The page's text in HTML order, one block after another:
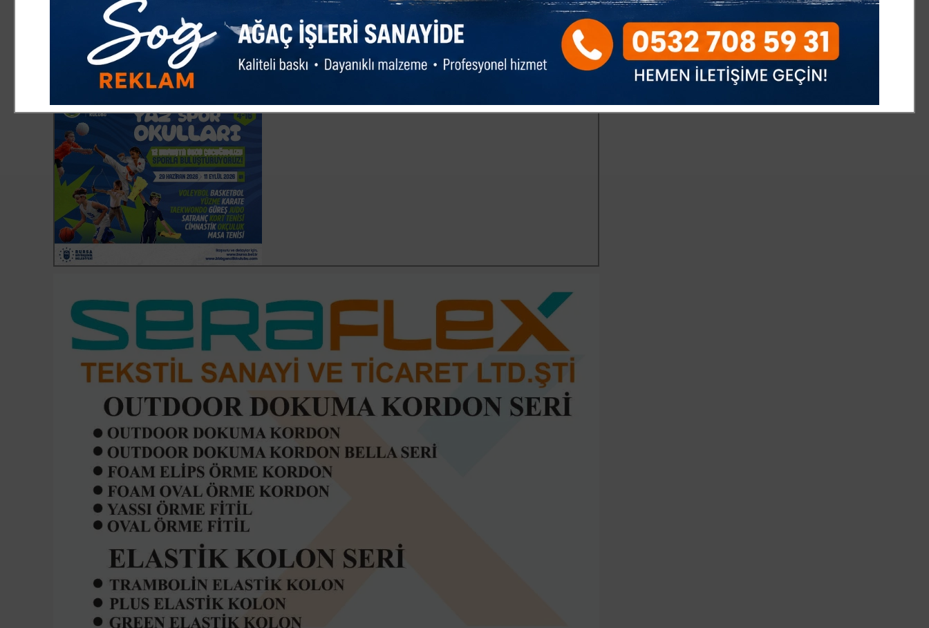
Merkezimiz ve Afet Acil Durum Daire Başkanlığımız, tüm gece boyunca sahadaydı. Mahallelerimizden,
ilçelerimizden gelen bilgileri anlık olarak takip ettik, sabaha kadar gelişmeleri izledik. Allah bir daha
böyle acılar yaşatmasın. Ben tekrar, küçük Afranur kızımıza Allah'tan rahmet, ailesine ve tüm
sevenlerine başsağlığı diliyorum. Fethiye'mize, bölgemize ve ülkemize geçmiş olsun. Allah hepimizi
korusun" diye konuştu.